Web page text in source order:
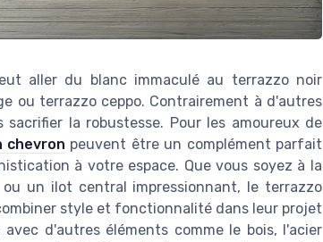
aller du blanc immaculé au terrazzo noir
ou terrazzo ceppo. Contrairement à d'autres
la robustesse. Pour les amoureux de
chevron peuvent être un complément parfait
à votre espace. Que vous soyez à la
un ilot central impressionnant, le terrazzo
style et fonctionnalité dans leur projet
d'autres éléments comme le bois, l'acier